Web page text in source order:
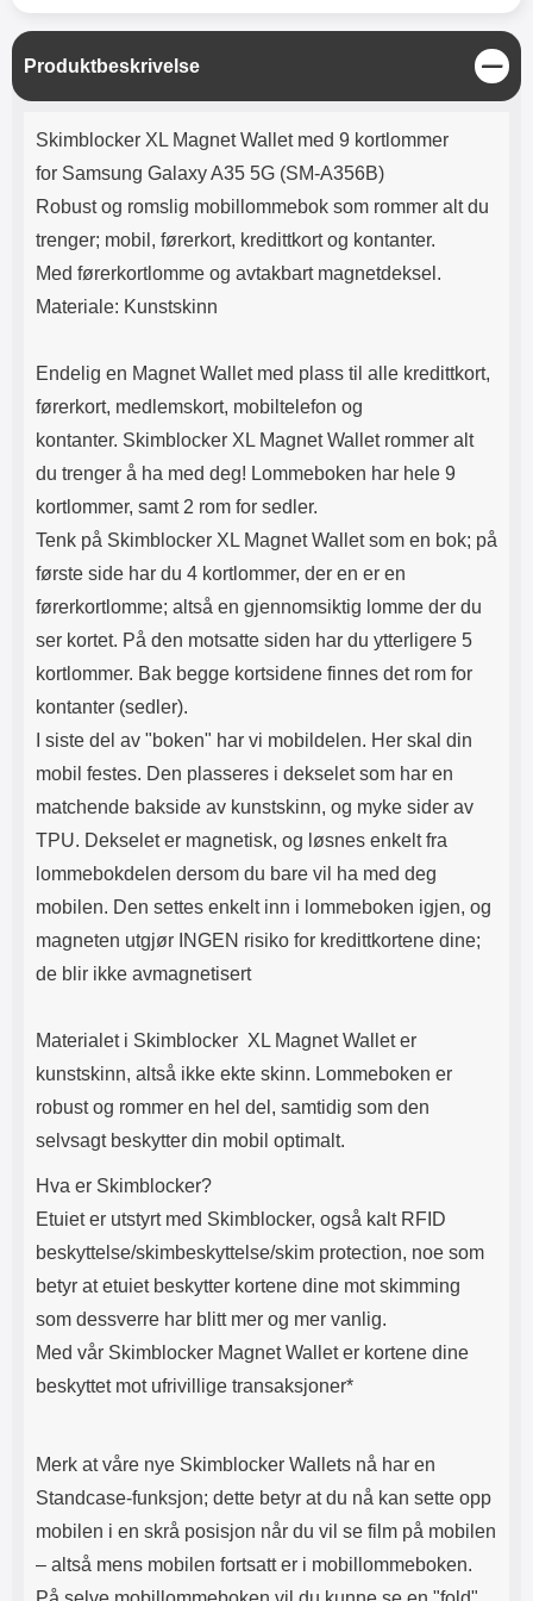
Lyttetid: ca 4 timer
skjermbeskyttelsen i herdet glass
får du ingen bobler i beskyttelsen.
Renseklut, støvfjerning og
pusseklut følger med. Leveres i
emballasje Slik monteres glasset
skjermbeskyttelsen kan være litt
vanskelig å montere. Pass på å
monterer glasset! Pass på at
skjermen er ordentlig rengjort før
Spritserviett og pusseklut følger
rengjøringen; er det bare ett
kommer dette til å vises tydelig
gjennom glasset. Ta bort
beskyttelsesfilmen og plasser
glasset over skjermen. Tilpass
beskyttelsen før du slipper den.
Når glasset er der du vil ha det,
slipper du det forsiktig ned på
skjermen. Ikke gni. Når du har
sluppet glasset, ser du hvordan
det "flyter utover" skjermen av seg
selv. Eventuelle luftbobler gnis ut
forsvinne av seg selv innen 24
beste beskyttelsen som du kan
tenke deg! Det kan lønne seg å
skjermbeskyttelsen. Denne
skjermbeskyttelsen av herdet
beskytter skjermen din mot riper
og vann. Selv om du skulle miste
fra skjermbeskyttere av plastfilm
er denne skjermbeskyttelsen
superenkel å montere/påføre på
skjermen. Når du har passet på at
skjermen er ren og uten støv, ja,
mer eller mindre utover skjermen
av seg selv. Enkelt og effektivt.
Helt enkelt en billig og bra
beskyttelse av skjermen din.
Hvilken skjermbeskytter bør jeg
velge? På vår nettside finner du
både klar plastfilm og
Herdet glass (og for noen
vanlig størrelse og som Full
mellom disse? Vi vil prøve å
ordne opp i dette for deg Våre F
herdet glass er nå helt svarte på
kanten. Vi viser alltid med bilder
Produktbeskrivelse
L
u
k
Produktbeskrivelse
Skimblocker XL Magnet Wallet med 9 kortlommer
for Samsung Galaxy A35 5G (SM-A356B)
Robust og romslig mobillommebok som rommer alt du
trenger; mobil, førerkort, kredittkort og kontanter.
Med førerkortlomme og avtakbart magnetdeksel.
Materiale: Kunstskinn
Endelig en Magnet Wallet med plass til alle kredittkort,
førerkort, medlemskort, mobiltelefon og
kontanter. Skimblocker XL Magnet Wallet rommer alt
du trenger å ha med deg! Lommeboken har hele 9
kortlommer, samt 2 rom for sedler.
Tenk på Skimblocker XL Magnet Wallet som en bok; på
første side har du 4 kortlommer, der en er en
førerkortlomme; altså en gjennomsiktig lomme der du
ser kortet. På den motsatte siden har du ytterligere 5
kortlommer. Bak begge kortsidene finnes det rom for
kontanter (sedler).
I siste del av "boken" har vi mobildelen. Her skal din
mobil festes. Den plasseres i dekselet som har en
matchende bakside av kunstskinn, og myke sider av
TPU. Dekselet er magnetisk, og løsnes enkelt fra
lommebokdelen dersom du bare vil ha med deg
mobilen. Den settes enkelt inn i lommeboken igjen, og
magneten utgjør INGEN risiko for kredittkortene dine;
de blir ikke avmagnetisert
Materialet i Skimblocker XL Magnet Wallet er
kunstskinn, altså ikke ekte skinn. Lommeboken er
robust og rommer en hel del, samtidig som den
selvsagt beskytter din mobil optimalt.
Hva er Skimblocker?
Etuiet er utstyrt med Skimblocker, også kalt RFID
beskyttelse/skimbeskyttelse/skim protection, noe som
betyr at etuiet beskytter kortene dine mot skimming
som dessverre har blitt mer og mer vanlig.
Med vår Skimblocker Magnet Wallet er kortene dine
beskyttet mot ufrivillige transaksjoner*
Merk at våre nye Skimblocker Wallets nå har en
Standcase-funksjon; dette betyr at du nå kan sette opp
mobilen i en skrå posisjon når du vil se film på mobilen
– altså mens mobilen fortsatt er i mobillommeboken.